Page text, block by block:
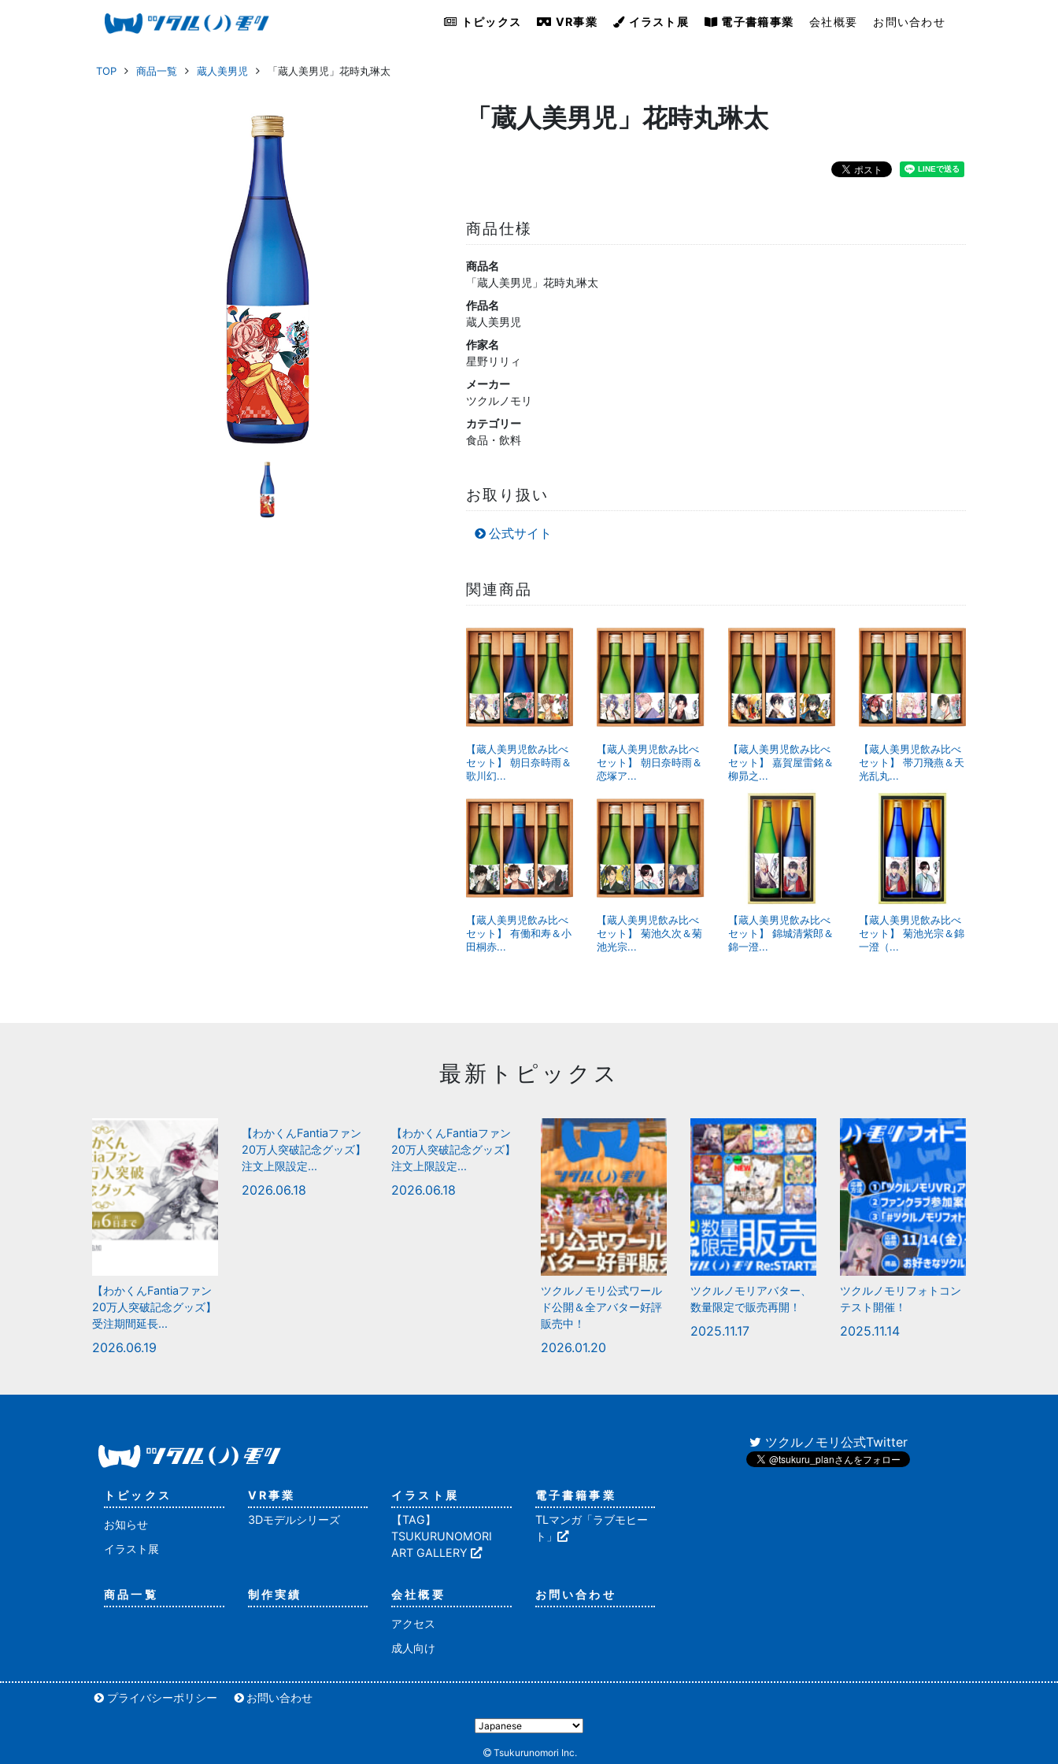
トピックス VR事業 イラスト展 電子書籍事業 会社概要 お問い合わせ
TOP 商品一覧 蔵人美男児 「蔵人美男児」花時丸琳太
「蔵人美男児」花時丸琳太
商品仕様
商品名
「蔵人美男児」花時丸琳太
作品名
蔵人美男児
作家名
星野リリィ
メーカー
ツクルノモリ
カテゴリー
食品・飲料
お取り扱い
公式サイト
関連商品
【蔵人美男児飲み比べ
セット】 朝日奈時雨＆
歌川幻...
【蔵人美男児飲み比べ
セット】 朝日奈時雨＆
恋塚ア...
【蔵人美男児飲み比べ
セット】 嘉賀屋雷銘＆
柳昴之...
【蔵人美男児飲み比べ
セット】 帯刀飛燕＆天
光乱丸...
【蔵人美男児飲み比べ
セット】 有働和寿＆小
田桐赤...
【蔵人美男児飲み比べ
セット】 菊池久次＆菊
池光宗...
【蔵人美男児飲み比べ
セット】 錦城清紫郎＆
錦一澄...
【蔵人美男児飲み比べ
セット】 菊池光宗＆錦
一澄（...
最新トピックス
【わかくんFantiaファン
20万人突破記念グッズ】
受注期間延長...
2026.06.19
【わかくんFantiaファン
20万人突破記念グッズ】
注文上限設定...
2026.06.18
【わかくんFantiaファン
20万人突破記念グッズ】
注文上限設定...
2026.06.18
ツクルノモリ公式ワール
ド公開＆全アバター好評
販売中！
2026.01.20
ツクルノモリアバター、
数量限定で販売再開！
2025.11.17
ツクルノモリフォトコン
テスト開催！
2025.11.14
トピックス
お知らせ
イラスト展
VR事業
3Dモデルシリーズ
イラスト展
【TAG】
TSUKURUNOMORI
ART GALLERY
電子書籍事業
TLマンガ「ラブモヒー
ト」
商品一覧 制作実績 会社概要
アクセス
成人向け
お問い合わせ
ツクルノモリ公式Twitter
プライバシーポリシー お問い合わせ
Tsukurunomori Inc.